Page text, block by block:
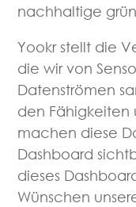
nachhaltige
Yookr stellt die
die wir von
Datenströmen
den Fähigkeiten
machen diese
Dashboard
dieses
Wünschen